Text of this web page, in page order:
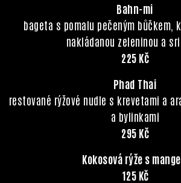
Bahn-mi
bageta s pomalu pečeným bůčkem,
nakládanou zeleninou a
225 Kč
Phad Thai
restované rýžové nudle s krevetami a
a bylinkami
295 Kč
Kokosová rýže s
125 Kč